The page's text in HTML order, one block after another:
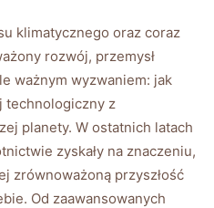
klimatycznego oraz coraz
rozwój, przemysł
ważnym wyzwaniem: jak
technologiczny z
planety. W ostatnich latach
zyskały na znaczeniu,
zrównoważoną przyszłość
Od zaawansowanych